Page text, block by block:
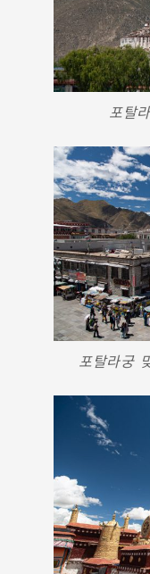
포탈
포탈라궁